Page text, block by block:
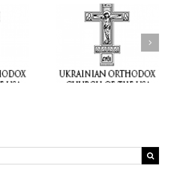
Becomes
Ukrainian
of the
the Love of
a Nation
by War
His Grace Bishop Andrei
Celebrates the Feast of
the Holy Transfiguration
at Holy Trinity Parish in
Miramar, Florida